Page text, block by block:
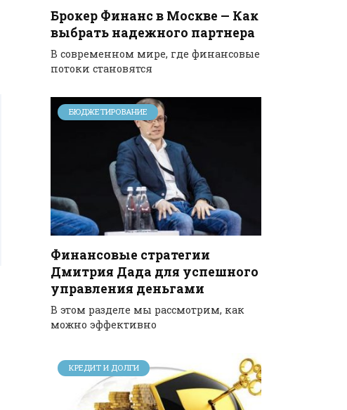
Брокер Финанс в Москве — Как
выбрать надежного партнера
В современном мире, где финансовые
потоки становятся
БЮДЖЕТИРОВАНИЕ
Финансовые стратегии
Дмитрия Дада для успешного
управления деньгами
В этом разделе мы рассмотрим, как
можно эффективно
КРЕДИТ И ДОЛГИ